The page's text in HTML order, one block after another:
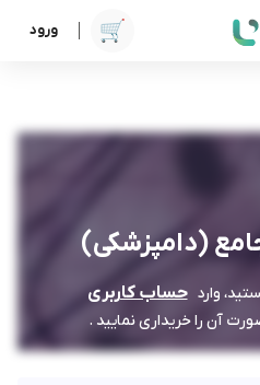
ورود
(دامپزشکی)
وارد حساب کاربری
آن را خریداری نمایید .